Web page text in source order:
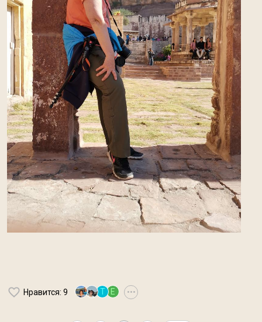
Нравится: 9 Т E •••